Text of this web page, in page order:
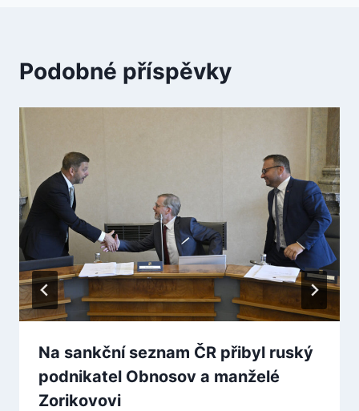
Podobné příspěvky
Na sankční seznam ČR přibyl ruský
podnikatel Obnosov a manželé
Zorikovovi